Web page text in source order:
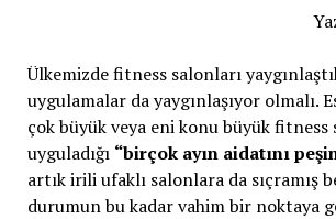
Ülkemizde fitness salonları
uygulamalar da yaygınlaşıyor olmalı.
çok büyük veya eni konu büyük fitness
uyguladığı “birçok ayın aidatını
artık irili ufaklı salonlara da sıçramış
durumun bu kadar vahim bir noktaya